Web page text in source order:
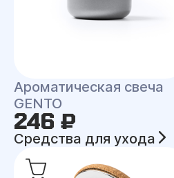
Ароматическая свеча
GENTO
246 ₽
Средства для ухода